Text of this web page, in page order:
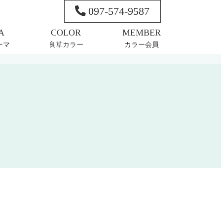
097-574-9587
マ 良草カラー カラー会員